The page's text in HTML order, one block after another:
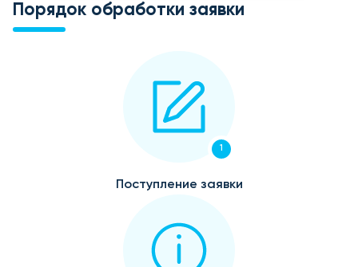
Порядок обработки заявки
1
Поступление заявки